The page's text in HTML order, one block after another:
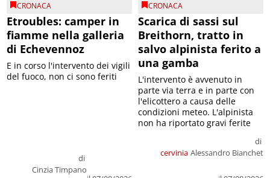
CRONACA
Etroubles: camper in
fiamme nella galleria
di Echevennoz
di
Cinzia Timpano
E in corso l'intervento dei vigili
del fuoco, non ci sono feriti
CRONACA
Scarica di sassi sul
Breithorn, tratto in
salvo alpinista ferito a
una gamba
cervinia
di
Alessandro Bianchet
L'intervento è avvenuto in
parte via terra e in parte con
l'elicottero a causa delle
condizioni meteo. L'alpinista
non ha riportato gravi ferite